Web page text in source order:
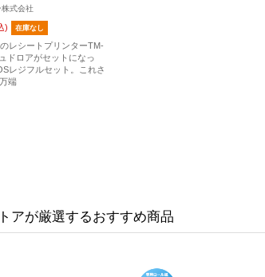
式会社
) 在庫なし
レシートプリンターTM-
ドロアがセットになっ
レジフルセット。これさ
端
アが厳選するおすすめ商品